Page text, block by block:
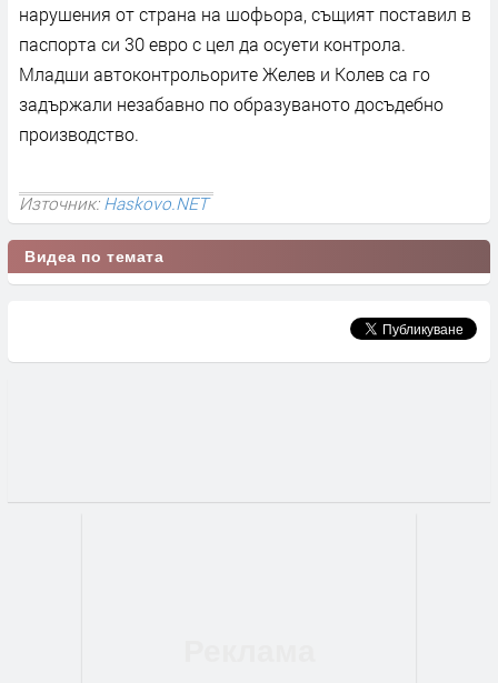
нарушения от страна на шофьора, същият поставил в
паспорта си 30 евро с цел да осуети контрола.
Младши автоконтрольорите Желев и Колев са го
задържали незабавно по образуваното досъдебно
производство.
Източник:Haskovo.NET
Видеа по темата